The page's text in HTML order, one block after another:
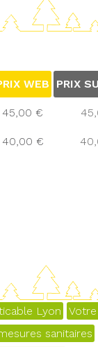
WEB PRIX
45,00 €
40,00 €
Lyon
sanitaires